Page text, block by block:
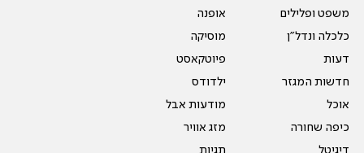
משפט ופלילים
כלכלה ונדל"ן
דעות
חדשות המגזר
אוכל
כיפה שחורה
דיגיטל
אופנה
מוסיקה
פיוטקאסט
ילדודס
מודעות אבל
מזג אוויר
תגיות